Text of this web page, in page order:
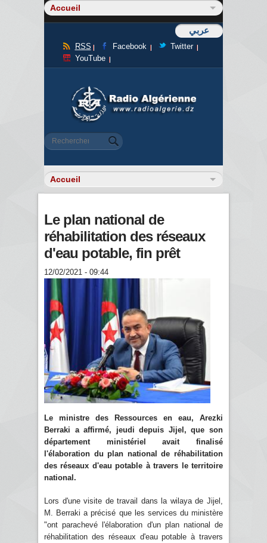
عربي
RSS Facebook
Twitter
YouTube
Formulaire de recherche
Rechercher
Le plan national de
réhabilitation des réseaux
d'eau potable, fin prêt
12/02/2021 - 09:44
Le ministre des Ressources en eau, Arezki
Berraki a affirmé, jeudi depuis Jijel, que son
département ministériel avait finalisé
l'élaboration du plan national de réhabilitation
des réseaux d'eau potable à travers le territoire
national.
Lors d'une visite de travail dans la wilaya de Jijel,
M. Berraki a précisé que les services du ministère
"ont parachevé l'élaboration d'un plan national de
réhabilitation des réseaux d'eau potable à travers